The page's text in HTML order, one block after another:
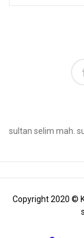
sultan selim mah.
Copyright 2020 ©